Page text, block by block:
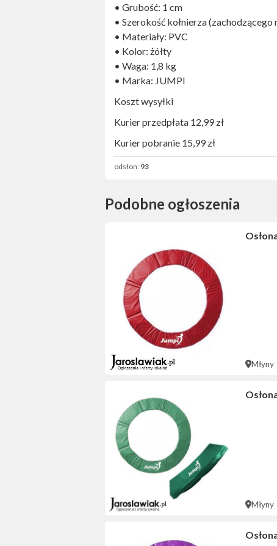
• Grubość: 1 cm
• Szerokość kołnierza (zachodzącego
• Materiały: PVC
• Kolor: żółty
• Waga: 1,8 kg
• Marka: JUMPI
Koszt wysyłki
Kurier przedpłata 12,99 zł
Kurier pobranie 15,99 zł
odsłon: 93
Podobne ogłoszenia
Młyny
Młyny